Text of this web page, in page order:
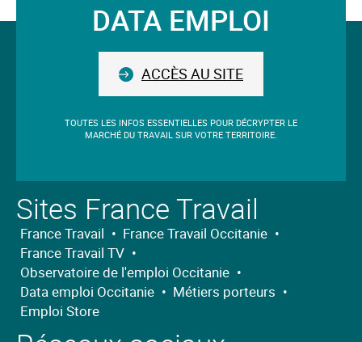
Suivez-DATA EMPLOI
ACCÈS AU SITE
TOUTES LES INFOS ESSENTIELLES POUR DÉCRYPTER LE
MARCHÉ DU TRAVAIL SUR VOTRE TERRITOIRE.
Sites France Travail
France Travail • France Travail Occitanie •
France Travail TV •
Observatoire de l'emploi Occitanie •
Data emploi Occitanie • Métiers porteurs •
Emploi Store